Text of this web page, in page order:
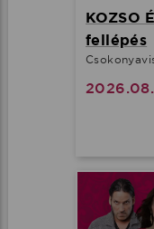
KOZSO
fellépés